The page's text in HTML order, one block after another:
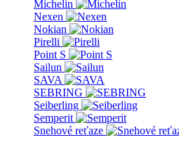
Michelin
Nexen
Nokian
Pirelli
Point S
Sailun
SAVA
SEBRING
Seiberling
Semperit
Snehové reťaze